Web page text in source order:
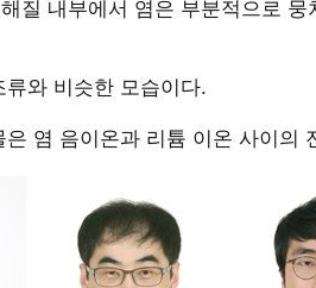
질 내부에서 염은 부분적으로
와 비슷한 모습이다.
은 염 음이온과 리튬 이온 사이의